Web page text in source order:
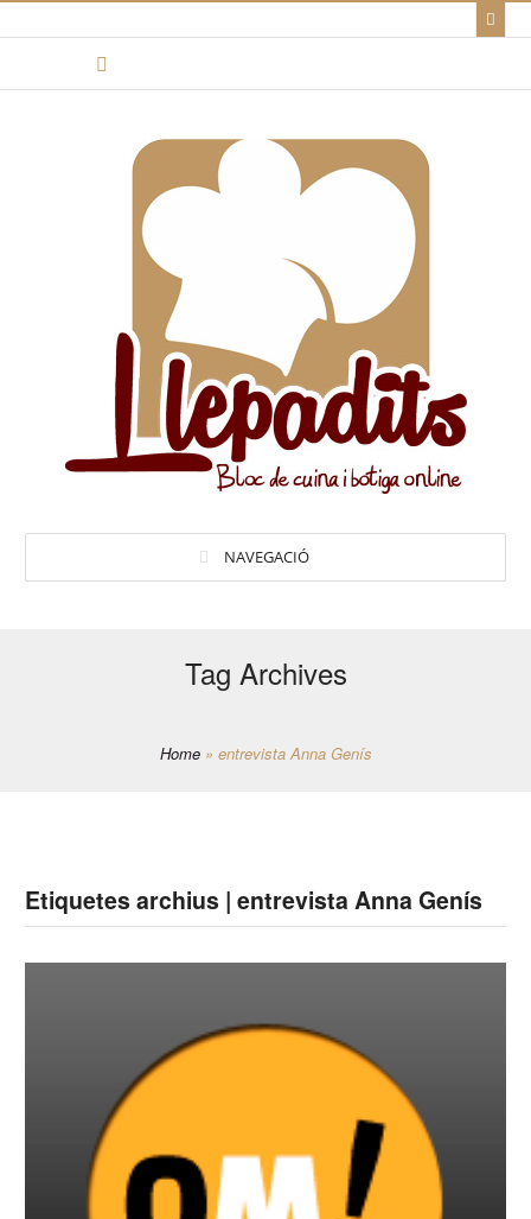
NAVEGACIÓ
Tag Archives
Home » entrevista Anna Genís
Etiquetes archius | entrevista Anna Genís